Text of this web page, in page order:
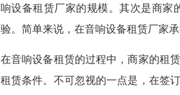
响设备租赁厂家的规模。其次是商家
验。简单来说，在音响设备租赁厂家
在音响设备租赁的过程中，商家的租
租赁条件。不可忽视的一点是，在签